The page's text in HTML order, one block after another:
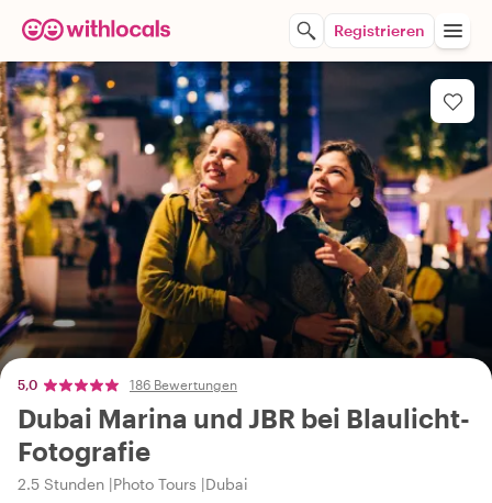
Registrieren
5,0 186 Bewertungen
Dubai Marina und JBR bei Blaulicht-
Fotografie
2.5 Stunden Photo Tours Dubai